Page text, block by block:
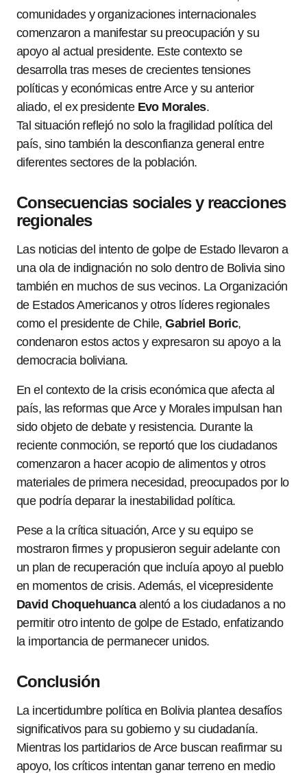
comunidades y organizaciones internacionales
comenzaron a manifestar su preocupación y su
apoyo al actual presidente. Este contexto se
desarrolla tras meses de crecientes tensiones
políticas y económicas entre Arce y su anterior
aliado, el ex presidente Evo Morales.
Tal situación reflejó no solo la fragilidad política del
país, sino también la desconfianza general entre
diferentes sectores de la población.
Consecuencias sociales y reacciones
regionales
Las noticias del intento de golpe de Estado llevaron a
una ola de indignación no solo dentro de Bolivia sino
también en muchos de sus vecinos. La Organización
de Estados Americanos y otros líderes regionales
como el presidente de Chile,Gabriel Boric,
condenaron estos actos y expresaron su apoyo a la
democracia boliviana.
En el contexto de la crisis económica que afecta al
país, las reformas que Arce y Morales impulsan han
sido objeto de debate y resistencia. Durante la
reciente conmoción, se reportó que los ciudadanos
comenzaron a hacer acopio de alimentos y otros
materiales de primera necesidad, preocupados por lo
que podría deparar la inestabilidad política.
Pese a la crítica situación, Arce y su equipo se
mostraron firmes y propusieron seguir adelante con
un plan de recuperación que incluía apoyo al pueblo
en momentos de crisis. Además, el vicepresidente
David Choquehuancaalentó a los ciudadanos a no
permitir otro intento de golpe de Estado, enfatizando
la importancia de permanecer unidos.
Conclusión
La incertidumbre política en Bolivia plantea desafíos
significativos para su gobierno y su ciudadanía.
Mientras los partidarios de Arce buscan reafirmar su
apoyo, los críticos intentan ganar terreno en medio